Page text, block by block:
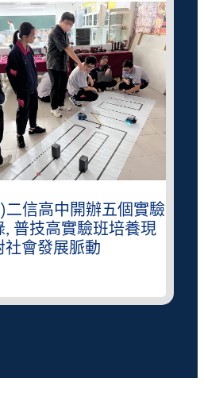
二信高中開辦五個實驗
, 普技高實驗班培養現
社會發展脈動